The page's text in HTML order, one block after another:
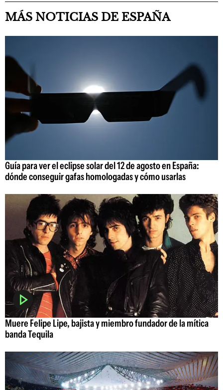
MÁS NOTICIAS DE ESPAÑA
Guía para ver el eclipse solar del 12 de agosto en España:
dónde conseguir gafas homologadas y cómo usarlas
Muere Felipe Lipe, bajista y miembro fundador de la mítica
banda Tequila